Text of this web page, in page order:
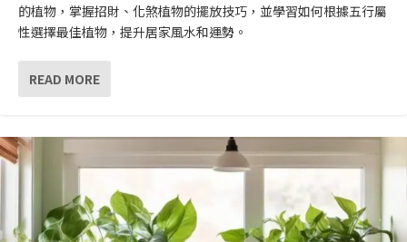
的植物，掌握招財、化煞植物的擺放技巧，並學習如何根據五行屬
性選擇最佳植物，提升居家風水和運勢。
READ MORE